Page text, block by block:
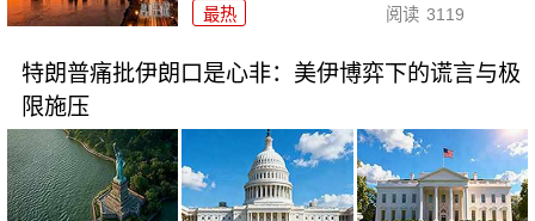
最热 阅读 3119
特朗普痛批伊朗口是心非：美伊博弈下的谎言与极
限施压